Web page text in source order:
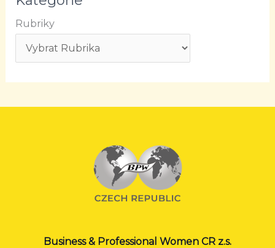
Rubriky
Business & Professional Women CR z.s.